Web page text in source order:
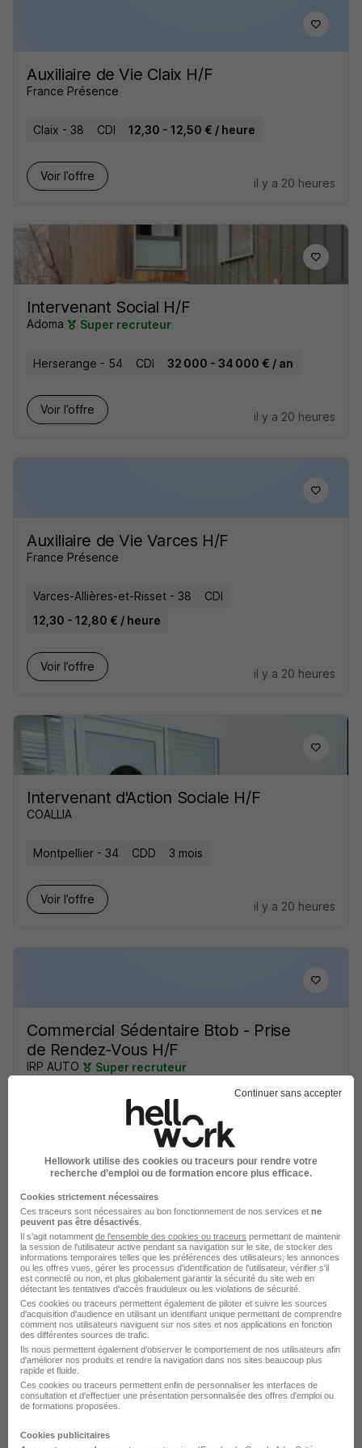
Auxiliaire de Vie Claix H/F
France Présence
Claix - 38 CDI 12,30 - 12,50 € / heure
Voir l’offre
il y a 20 heures
Intervenant Social H/F
Adoma Super recruteur
Herserange - 54 CDI 32 000 - 34 000 € / an
Voir l’offre
il y a 20 heures
Auxiliaire de Vie Varces H/F
France Présence
Varces-Allières-et-Risset - 38
CDI
12,30 - 12,80 € / heure
Voir l’offre
il y a 20 heures
Intervenant d'Action Sociale H/F
COALLIA
Montpellier - 34 CDD 3 mois
Voir l’offre
il y a 20 heures
Commercial Sédentaire Btob - Prise
de Rendez-Vous H/F
IRP AUTO Super recruteur
CDD
Télétravail occasionnel
+ 1
Voir l’offre
Conducteur de Travaux H/F
Equans France
Mignaloux-Beauvoir - 86 CDI
Voir l’offre
Continuer sans accepter
Hellowork utilise des cookies ou traceurs pour rendre votre
recherche d’emploi ou de formation encore plus efficace.
Cookies strictement nécessaires
Ces traceurs sont nécessaires au bon fonctionnement de nos services et ne
peuvent pas être désactivés
Il s'agit notamment de l'ensemble des cookies ou traceurs permettant de maintenir
la session de l'utilisateur active pendant sa navigation sur le site, de stocker des
informations temporaires telles que les préférences des utilisateurs, les annonces
ou les offres vues, gérer les processus d'identification de l'utilisateur, vérifier s'il
est connecté ou non, et plus globalement garantir la sécurité du site web en
détectant les tentatives d'accès frauduleux ou les violations de sécurité.
Ces cookies ou traceurs permettent également de piloter et suivre les sources
d'acquisition d'audience en utilisant un identifiant unique permettant de comprendre
comment nos utilisateurs naviguent sur nos sites et nos applications en fonction
des différentes sources de trafic.
Ils nous permettent également d’observer le comportement de nos utilisateurs afin
d'améliorer nos produits et rendre la navigation dans nos sites beaucoup plus
rapide et fluide.
Ces cookies ou traceurs permettent enfin de personnaliser les interfaces de
consultation et d'effectuer une présentation personnalisée des offres d'emploi ou
de formations proposées.
Cookies publicitaires